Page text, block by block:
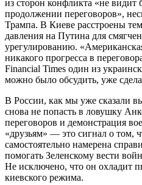
из сторон конфликта «не видит
продолжении переговоров»,
Трампа. В Киеве расстроены
давления на Путина для
урегулированию.
никакого прогресса в
Financial Times один из
можно было обсудить, уже
В России, как мы уже сказали
снова не попасть в ловушку
переговоров и демонстрация
«друзьям» — это сигнал о том,
самостоятельно намерена
помогать Зеленскому вести
Не исключено, что он охладит
киевского режима.